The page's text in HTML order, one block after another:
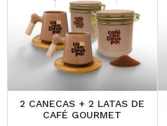
2 CANECAS + 2 LATAS DE
CAFÉ GOURMET